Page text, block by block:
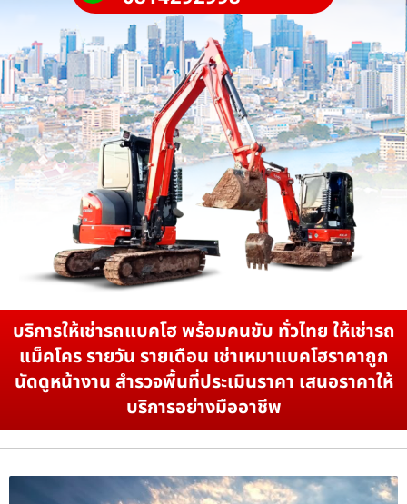
บริการให้เช่ารถแบคโฮ พร้อมคนขับ ทั่วไทย ให้เช่ารถ
แม็คโคร รายวัน รายเดือน เช่าเหมาแบคโฮราคาถูก
นัดดูหน้างาน สำรวจพื้นที่ประเมินราคา เสนอราคาให้
บริการอย่างมืออาชีพ